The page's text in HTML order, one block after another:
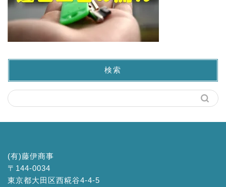
検索
(有)藤伊商事
〒144-0034
東京都大田区西糀谷4-4-5